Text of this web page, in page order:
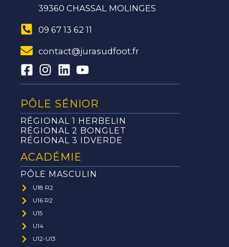
39360 CHASSAL MOLINGES
09 67 13 62 11
contact@jurasudfoot.fr
PÔLE SÉNIOR
RÉGIONAL 1 HERBELIN
RÉGIONAL 2 BONGLET
RÉGIONAL 3 IDVERDE
ACADÉMIE
PÔLE MASCULIN
U18 R2
U16 R2
U15
U14
U12-U13